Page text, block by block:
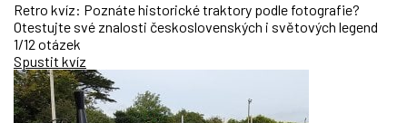
Retro kvíz: Poznáte historické traktory podle fotografie?
Otestujte své znalosti československých i světových legend
1/12 otázek
Spustit kvíz